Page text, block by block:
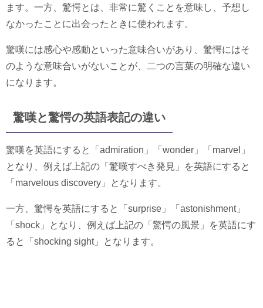
ます。一方、驚愕とは、非常に驚くことを意味し、予想し
なかったことに出会ったときに使われます。
驚嘆には感心や感動といった意味合いがあり、驚愕にはそ
のような意味合いがないことが、二つの言葉の明確な違い
になります。
驚嘆と驚愕の英語表記の違い
驚嘆を英語にすると「admiration」「wonder」「marvel」
となり、例えば上記の「驚嘆すべき発見」を英語にすると
「marvelous discovery」となります。
一方、驚愕を英語にすると「surprise」「astonishment」
「shock」となり、例えば上記の「驚愕の風景」を英語にす
ると「shocking sight」となります。